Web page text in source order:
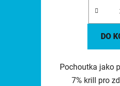
DO
Pochoutka jako
7% krill pro